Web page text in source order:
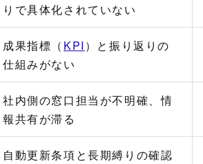
りで具体化されていない
成果指標（ KPI ）と振り返りの
仕組みがない
社内側の窓口担当が不明確、情
報共有が滞る
自動更新条項と長期縛りの確認